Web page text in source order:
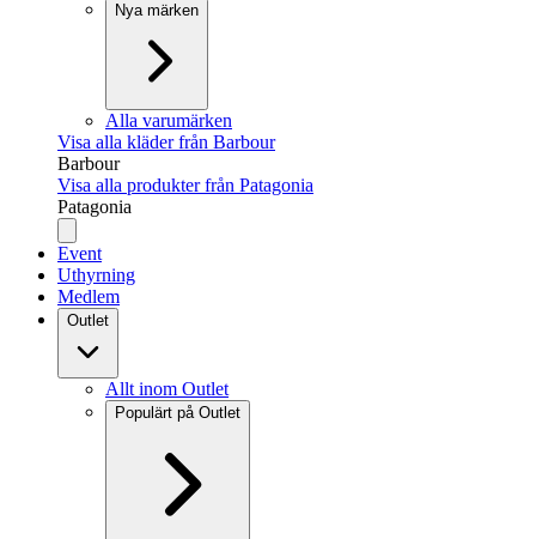
Nya märken
Alla varumärken
Visa alla kläder från Barbour
Barbour
Visa alla produkter från Patagonia
Patagonia
Event
Uthyrning
Medlem
Outlet
Allt inom Outlet
Populärt på Outlet